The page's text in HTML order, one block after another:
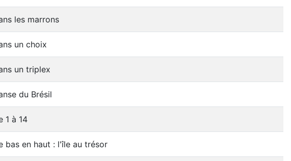
les marrons
un choix
un triplex
du Brésil
1 à 14
bas en haut : l'île au trésor